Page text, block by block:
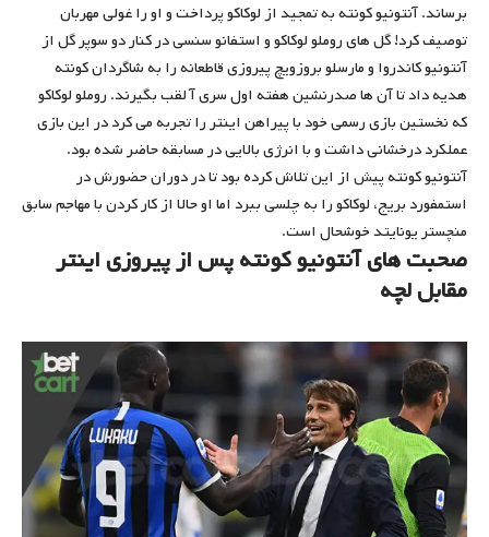
برساند. آنتونیو کونته به تمجید از لوکاکو پرداخت و او را غولی مهربان
توصیف کرد! گل های روملو لوکاکو و استفانو سنسی در کنار دو سوپر گل از
آنتونیو کاندروا و مارسلو بروزویچ پیروزی قاطعانه را به شاگردان کونته
هدیه داد تا آن ها صدرنشین هفته اول سری آ لقب بگیرند. روملو لوکاکو
که نخستین بازی رسمی خود با پیراهن اینتر را تجربه می کرد در این بازی
عملکرد درخشانی داشت و با انرژی بالایی در مسابقه حاضر شده بود.
آنتونیو کونته پیش از این تلاش کرده بود تا در دوران حضورش در
استمفورد بریج، لوکاکو را به چلسی ببرد اما او حالا از کار کردن با مهاجم سابق
منچستر یونایتد خوشحال است.
صحبت های آنتونیو کونته پس از پیروزی اینتر
مقابل لچه